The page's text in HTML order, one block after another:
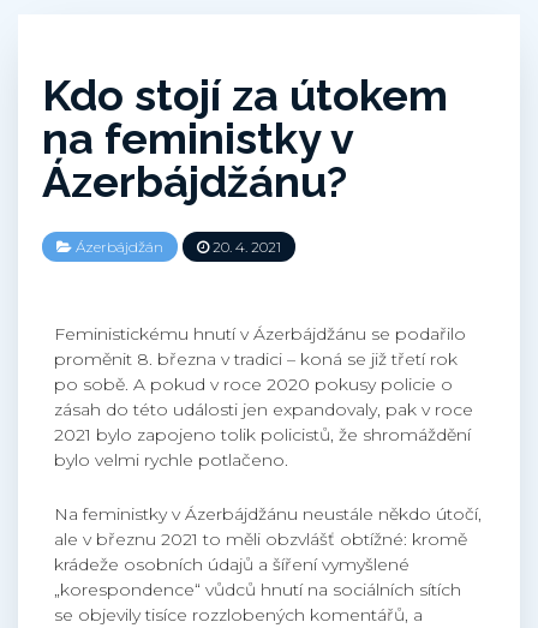
Kdo stojí za útokem
na feministky v
Ázerbájdžánu?
Ázerbájdžán 20. 4. 2021
Feministickému hnutí v Ázerbájdžánu se podařilo
proměnit 8. března v tradici – koná se již třetí rok
po sobě. A pokud v roce 2020 pokusy policie o
zásah do této události jen expandovaly, pak v roce
2021 bylo zapojeno tolik policistů, že shromáždění
bylo velmi rychle potlačeno.
Na feministky v Ázerbájdžánu neustále někdo útočí,
ale v březnu 2021 to měli obzvlášť obtížné: kromě
krádeže osobních údajů a šíření vymyšlené
„korespondence“ vůdců hnutí na sociálních sítích
se objevily tisíce rozzlobených komentářů, a